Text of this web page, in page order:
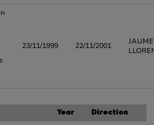
23/11/1999 22/11/2001
Year Direction